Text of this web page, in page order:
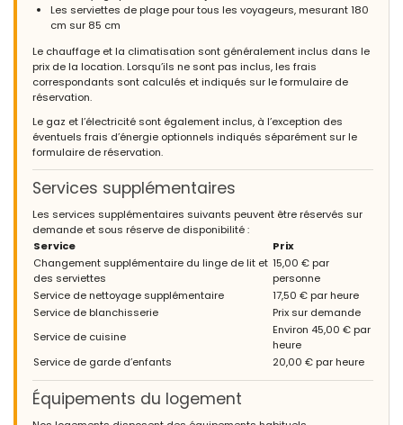
Nous sommes une famille avec de jeunes enfants (6 et 9 ans) et
avons trouvé que la villa et l'emplacement avaient tout ce dont
l'extérieur, cuisine et utilitaire avec tout ce dont nous avions
besoin, grande piscine et à quelques pas de la plage, des
supermarchés, des restaurants et des magasins.
- 9,3
Couples d'âge mûr - Mars 2023 - Suisse :
(Texte original)
wenn das Haus dann noch zur Verfügung steht.
(Traduit par Google)
Nous avons passé un bon moment à la café. nous reviendrons si
la maison est encore disponible.
Couples d'âge mûr - Août 2022 - Royaume-Uni :
(Texte original)
What an amazing, perfect little gem of a villa! We would like to
keep it our secret so nobody else books it, we want it for
Les serviettes de plage pour tous les voyageurs, mesurant 180
cm sur 85 cm
Le chauffage et la climatisation sont généralement inclus dans le
prix de la location. Lorsqu’ils ne sont pas inclus, les frais
correspondants sont calculés et indiqués sur le formulaire de
réservation.
Le gaz et l’électricité sont également inclus, à l’exception des
éventuels frais d’énergie optionnels indiqués séparément sur le
formulaire de réservation.
Services supplémentaires
Les services supplémentaires suivants peuvent être réservés sur
demande et sous réserve de disponibilité :
Service
Prix
Changement supplémentaire du linge de lit et
des serviettes
15,00 € par
personne
Service de nettoyage supplémentaire
17,50 € par heure
Service de blanchisserie
Prix sur demande
Service de cuisine
Environ 45,00 € par
heure
Service de garde d’enfants
20,00 € par heure
Équipements du logement